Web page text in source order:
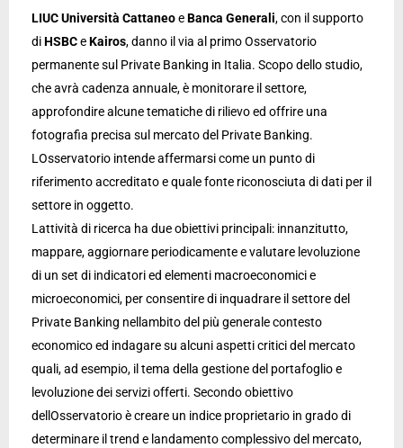
LIUC Università CattaneoeBanca Generali, con il supporto
diHSBCeKairos, danno il via al primo Osservatorio
permanente sul Private Banking in Italia. Scopo dello studio,
che avrà cadenza annuale, è monitorare il settore,
approfondire alcune tematiche di rilievo ed offrire una
fotografia precisa sul mercato del Private Banking.
LOsservatorio intende affermarsi come un punto di
riferimento accreditato e quale fonte riconosciuta di dati per il
settore in oggetto.
Lattività di ricerca ha due obiettivi principali: innanzitutto,
mappare, aggiornare periodicamente e valutare levoluzione
di un set di indicatori ed elementi macroeconomici e
microeconomici, per consentire di inquadrare il settore del
Private Banking nellambito del più generale contesto
economico ed indagare su alcuni aspetti critici del mercato
quali, ad esempio, il tema della gestione del portafoglio e
levoluzione dei servizi offerti. Secondo obiettivo
dellOsservatorio è creare un indice proprietario in grado di
determinare il trend e landamento complessivo del mercato,